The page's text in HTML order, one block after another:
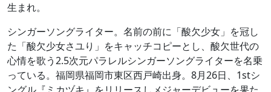
生まれ。
シンガーソングライター。名前の前に「酸欠少女」を冠し
た「酸欠少女さユり」をキャッチコピーとし、酸欠世代の
心情を歌う2.5次元パラレルシンガーソングライターを名乗
っている。福岡県福岡市東区西戸崎出身。8月26日、1stシ